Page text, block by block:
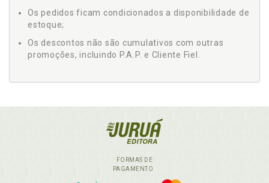
Os pedidos ficam condicionados a disponibilidade de
estoque;
Os descontos não são cumulativos com outras
promoções, incluindo P.A.P. e Cliente Fiel.
FORMAS DE
PAGAMENTO